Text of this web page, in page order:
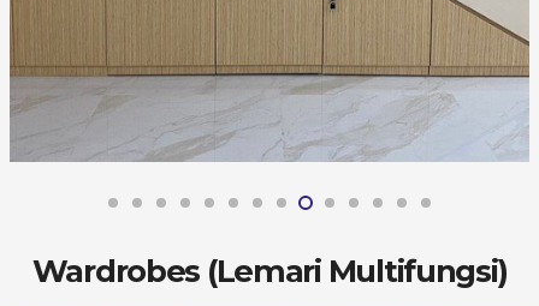
Wardrobes (Lemari Multifungsi)